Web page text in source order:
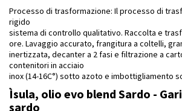
Processo di trasformazione: Il processo di
rigido
sistema di controllo qualitativo. Raccolta e
ore. Lavaggio accurato, frangitura a coltelli,
inertizzata, decanter a 2 fasi e filtrazione a
contenitori in acciaio
inox (14-16C°) sotto azoto e imbottigliamento
Ìsula, olio evo blend Sardo -
sardo